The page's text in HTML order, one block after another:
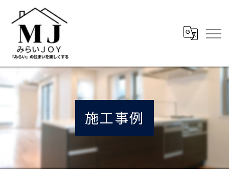
施工事例